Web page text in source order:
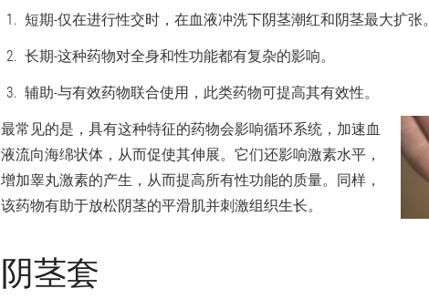
短期-仅在进行性交时，在血液冲洗下阴茎潮红和阴茎最大扩张。
长期-这种药物对全身和性功能都有复杂的影响。
辅助-与有效药物联合使用，此类药物可提高其有效性。
最常见的是，具有这种特征的药物会影响循环系统，加速血
液流向海绵状体，从而促使其伸展。它们还影响激素水平，
增加睾丸激素的产生，从而提高所有性功能的质量。同样，
该药物有助于放松阴茎的平滑肌并刺激组织生长。
阴茎套